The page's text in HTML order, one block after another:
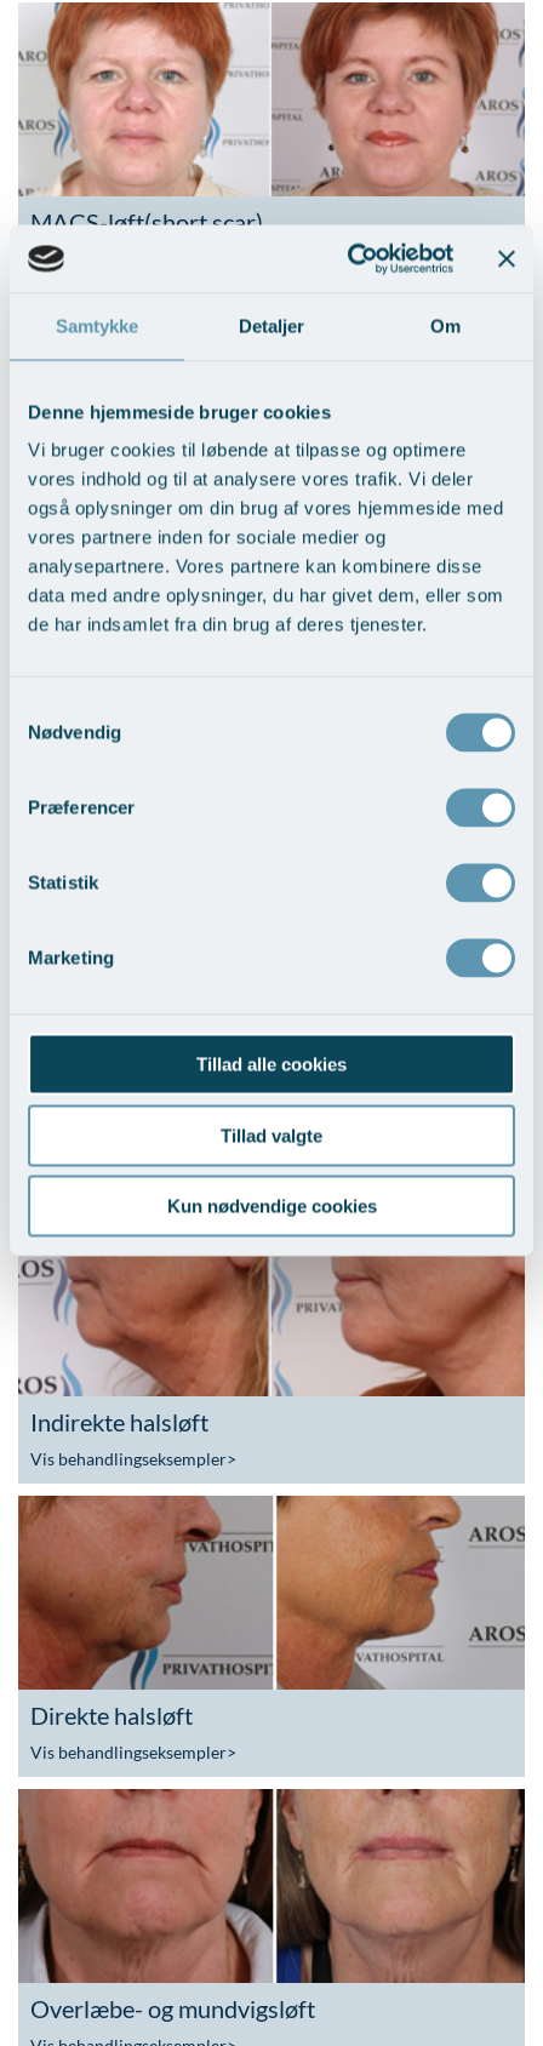
Samtykke Detaljer Om
Denne hjemmeside bruger cookies
Vi bruger cookies til løbende at tilpasse og optimere
vores indhold og til at analysere vores trafik. Vi deler
også oplysninger om din brug af vores hjemmeside med
vores partnere inden for sociale medier og
analysepartnere. Vores partnere kan kombinere disse
data med andre oplysninger, du har givet dem, eller som
de har indsamlet fra din brug af deres tjenester.
Nødvendig
Præferencer
Statistik
Marketing
Tillad alle cookies
Tillad valgte
Kun nødvendige cookies
MACS-løft(short scar)
Vis behandlingseksempler
Nedre ansigtsløft i kombi. med
mellemansigtsløft
Vis behandlingseksempler >
Nedre ansigtsløft med pande-tindingeløft
Vis behandlingseksempler
Vis behandlingseksempler
Indirekte halsløft
Vis behandlingseksempler>
Direkte halsløft
Vis behandlingseksempler>
Overlæbe- og mundvigsløft